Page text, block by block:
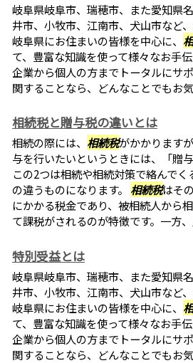
岐阜県岐阜市、瑞穂市、また愛知県
井市、小牧市、江南市、犬山市など
岐阜県にお住まいの皆様を中心に、
て、豊富な知識を使って様々なお手
企業から個人の方までトータルにサ
関することなら、どんなことでもお
相続税と贈与税の違いとは
相続の際には、 相続税がかかります
与を行いたいというときには、「贈
この2つは相続や相続対策で絡んで
の違うものになります。 相続税はそ
にかかる税金であり、被相続人から
て課税がされるのが特徴です。一方
特別受益とは
岐阜県岐阜市、瑞穂市、また愛知県
井市、小牧市、江南市、犬山市など
岐阜県にお住まいの皆様を中心に、
て、豊富な知識を使って様々なお手
企業から個人の方までトータルにサ
関することなら、どんなことでもお